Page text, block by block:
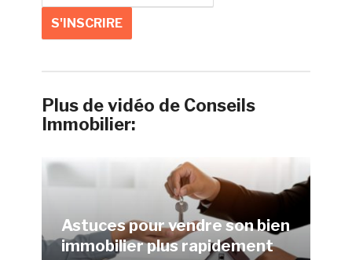
Plus de vidéo de Conseils
Immobilier:
Astuces pour vendre son bien
immobilier plus rapidement